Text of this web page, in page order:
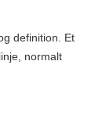
definition. Et
normalt